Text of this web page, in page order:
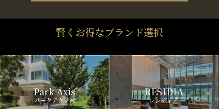
賢くお得なブランド選択
Park Axis
パークアクシス
RESIDIA
レジディア